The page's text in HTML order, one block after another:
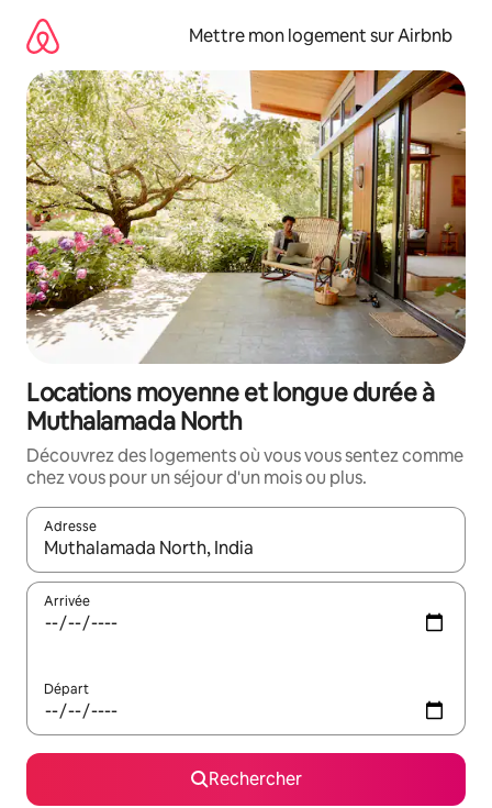
directement
contenu
Mettre mon logement sur Airbnb
Locations moyenne et longue durée à
Muthalamada North
Découvrez des logements où vous vous sentez comme
chez vous pour un séjour d'un mois ou plus.
Adresse
Lorsque les résultats s'affichent, utilisez les flèches vers le
Arrivée
Départ
Rechercher